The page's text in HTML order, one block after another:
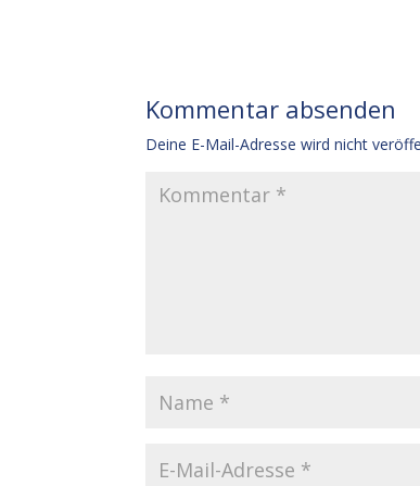
Kommentar absenden
Deine E-Mail-Adresse wird nicht